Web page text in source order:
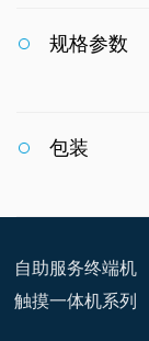
规格参数
包装
自助服务终端机
触摸一体机系列